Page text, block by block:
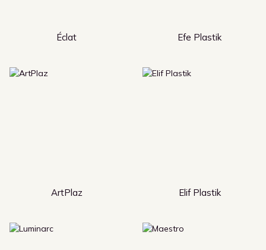
Éclat Efe Plastik
ArtPlaz Elif Plastik